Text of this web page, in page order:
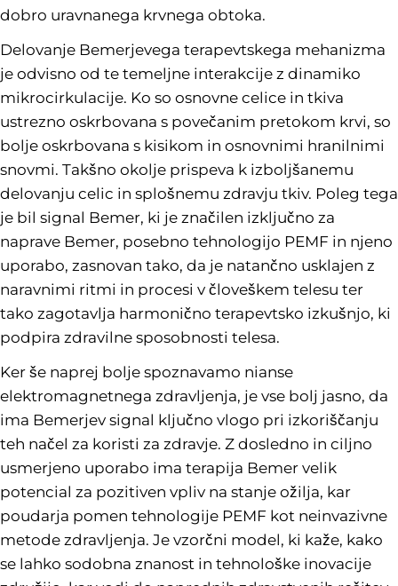
dobro uravnanega krvnega obtoka.
Delovanje Bemerjevega terapevtskega mehanizma
je odvisno od te temeljne interakcije z dinamiko
mikrocirkulacije. Ko so osnovne celice in tkiva
ustrezno oskrbovana s povečanim pretokom krvi, so
bolje oskrbovana s kisikom in osnovnimi hranilnimi
snovmi. Takšno okolje prispeva k izboljšanemu
delovanju celic in splošnemu zdravju tkiv. Poleg tega
je bil signal Bemer, ki je značilen izključno za
naprave Bemer, posebno tehnologijo PEMF in njeno
uporabo, zasnovan tako, da je natančno usklajen z
naravnimi ritmi in procesi v človeškem telesu ter
tako zagotavlja harmonično terapevtsko izkušnjo, ki
podpira zdravilne sposobnosti telesa.
Ker še naprej bolje spoznavamo nianse
elektromagnetnega zdravljenja, je vse bolj jasno, da
ima Bemerjev signal ključno vlogo pri izkoriščanju
teh načel za koristi za zdravje. Z dosledno in ciljno
usmerjeno uporabo ima terapija Bemer velik
potencial za pozitiven vpliv na stanje ožilja, kar
poudarja pomen tehnologije PEMF kot neinvazivne
metode zdravljenja. Je vzorčni model, ki kaže, kako
se lahko sodobna znanost in tehnološke inovacije